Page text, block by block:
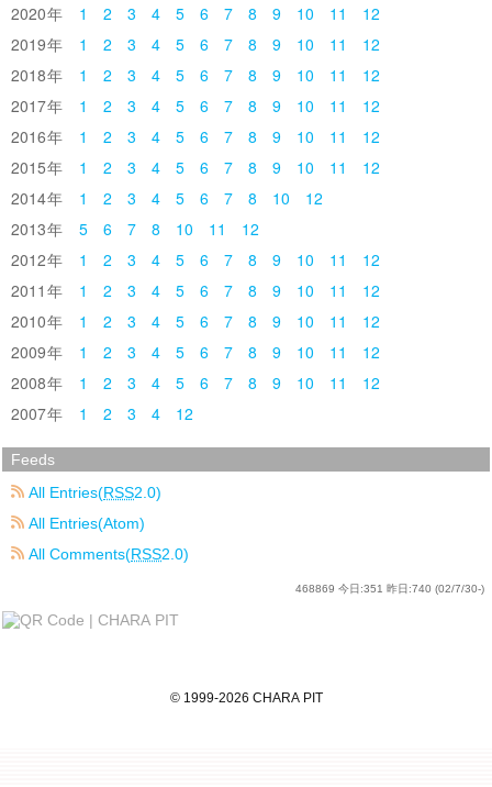
2020
1 2 3 4 5 6 7 8 9 10 11
12
2019
1 2 3 4 5 6 7 8 9 10 11
12
2018
1 2 3 4 5 6 7 8 9 10 11
12
2017
1 2 3 4 5 6 7 8 9 10 11
12
2016
1 2 3 4 5 6 7 8 9 10 11
12
2015
1 2 3 4 5 6 7 8 9 10 11
12
2014
1 2 3 4 5 6 7 8 10
12
2013
5 6 7 8 10 11
12
2012
1 2 3 4 5 6 7 8 9 10 11
12
2011
1 2 3 4 5 6 7 8 9 10 11
12
2010
1 2 3 4 5 6 7 8 9 10 11
12
2009
1 2 3 4 5 6 7 8 9 10 11
12
2008
1 2 3 4 5 6 7 8 9 10 11
12
2007
1 2 3 4 12
Feeds
All Entries(RSS2.0)
All Entries(Atom)
All Comments(RSS2.0)
468869 今日:351 昨日:740 (02/7/30-)
© 1999-2026 CHARA PIT